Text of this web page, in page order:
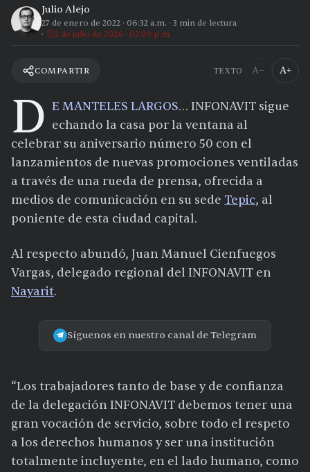
Julio Alejo
27 de enero de 2022 · 06:32 a.m. · 3 min de lectura
2 de julio de 2026 · 02:09 p.m.
COMPARTIR TEXTO A− A+
D E MANTELES LARGOS… INFONAVIT sigue
echando la casa por la ventana al
celebrar su aniversario número 50 con el
lanzamientos de nuevas promociones ventiladas
a través de una rueda de prensa, ofrecida a
medios de comunicación en su sede Tepic, al
poniente de esta ciudad capital.
Al respecto abundó, Juan Manuel Cienfuegos
Vargas, delegado regional del INFONAVIT en
Nayarit.
Síguenos en nuestro canal de Telegram
“Los trabajadores tanto de base y de confianza
de la delegación INFONAVIT debemos tener una
gran vocación de servicio, sobre todo el respeto
a los derechos humanos y ser una institución
totalmente incluyente, en el lado humano, como